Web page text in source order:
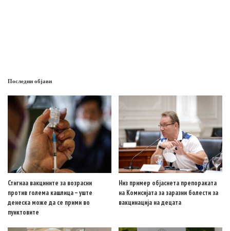
Последни објави
Стигнаа вакцините за возрасни
против голема кашлица – уште
денеска може да се прими во
пунктовите
Низ пример објаснета препораката
на Комисијата за заразни болести за
вакцинација на децата